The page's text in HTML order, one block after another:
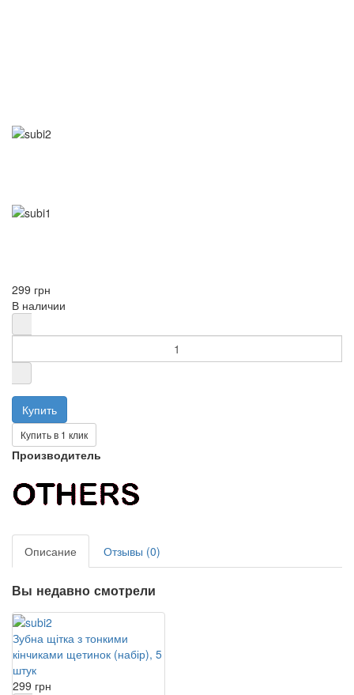
299 грн
В наличии
Купить в 1 клик
Производитель
Описание Отзывы (0)
Вы недавно смотрели
Зубна щітка з тонкими
кінчиками щетинок (набір), 5
штук
299 грн